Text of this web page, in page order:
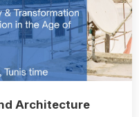
Architecture